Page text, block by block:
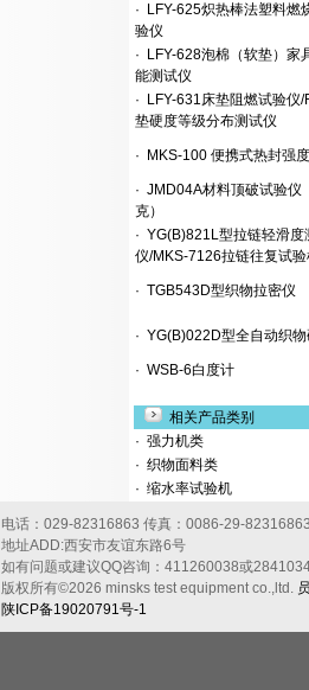
· LFY-625炽热棒法塑料燃
验仪
· LFY-628泡棉（软垫）家
能测试仪
· LFY-631床垫阻燃试验仪/
垫硬度等级分布测试仪
· MKS-100 便携式热封强
· JMD04A材料顶破试验仪
克）
· YG(B)821L型拉链轻滑度
仪/MKS-7126拉链往复试
· TGB543D型织物拉密仪
· YG(B)022D型全自动织
· WSB-6白度计
相关产品类别
· 强力机类
· 织物面料类
· 缩水率试验机
电话：029-82316863 传真：0086-29-
地址ADD:西安市友谊东路6号
如有问题或建议QQ咨询：411260038或
版权所有©2026 minsks test equipment co.,ltd.
陕ICP备19020791号-1